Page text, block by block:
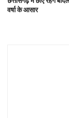
वर्षा के आसार